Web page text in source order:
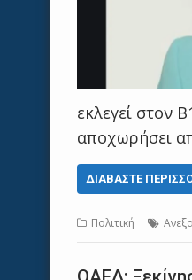
εκλεγεί στον
αποχωρήσει
ΔΙΑΒΆΣΤΕ
Πολιτική